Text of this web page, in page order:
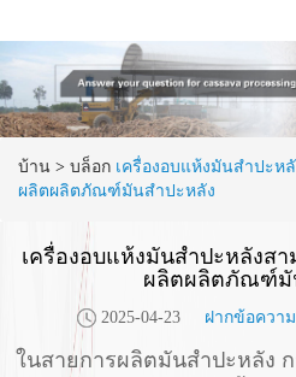
บ้าน > บล็อก เครื่องอบแห้งมันสำปะห
ผลิตผลิตภัณฑ์มันสำปะหลัง
เครื่องอบแห้งมันสำปะหลังส
ผลิตผลิตภัณฑ์มั
2025-04-23 ฝากข้อความ
ในสายการผลิตมันสำปะหลัง